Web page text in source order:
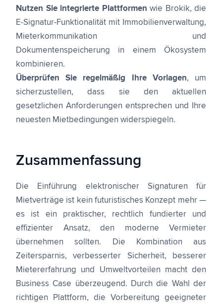
Nutzen Sie integrierte Plattformen wie Brokik, die
E-Signatur-Funktionalität mit Immobilienverwaltung,
Mieterkommunikation und
Dokumentenspeicherung in einem Ökosystem
kombinieren.
Überprüfen Sie regelmäßig Ihre Vorlagen, um
sicherzustellen, dass sie den aktuellen
gesetzlichen Anforderungen entsprechen und Ihre
neuesten Mietbedingungen widerspiegeln.
Zusammenfassung
Die Einführung elektronischer Signaturen für
Mietverträge ist kein futuristisches Konzept mehr —
es ist ein praktischer, rechtlich fundierter und
effizienter Ansatz, den moderne Vermieter
übernehmen sollten. Die Kombination aus
Zeitersparnis, verbesserter Sicherheit, besserer
Mietererfahrung und Umweltvorteilen macht den
Business Case überzeugend. Durch die Wahl der
richtigen Plattform, die Vorbereitung geeigneter